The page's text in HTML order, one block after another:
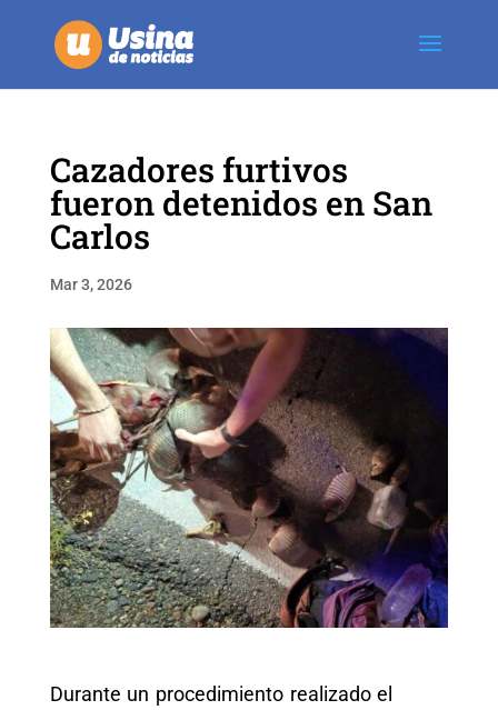
Cazadores furtivos
fueron detenidos en San
Carlos
Mar 3, 2026
Durante un procedimiento realizado el